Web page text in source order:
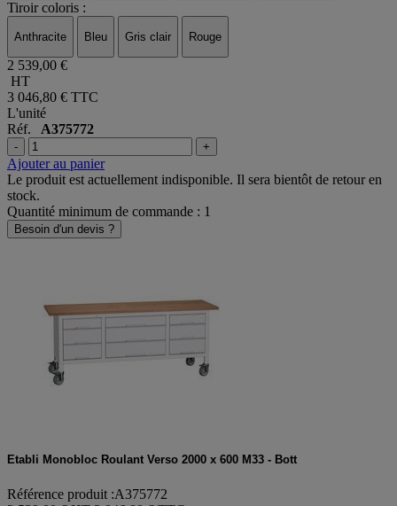
Tiroir coloris :
Anthracite Bleu Gris clair Rouge
2 539,00 €
HT
3 046,80 € TTC
L'unité
Réf. A375772
- +
Ajouter au panier
Le produit est actuellement indisponible. Il sera bientôt de retour en
stock.
Quantité minimum de commande : 1
Besoin d'un devis ?
Etabli Monobloc Roulant Verso 2000 x 600 M33 - Bott
Référence produit :A375772